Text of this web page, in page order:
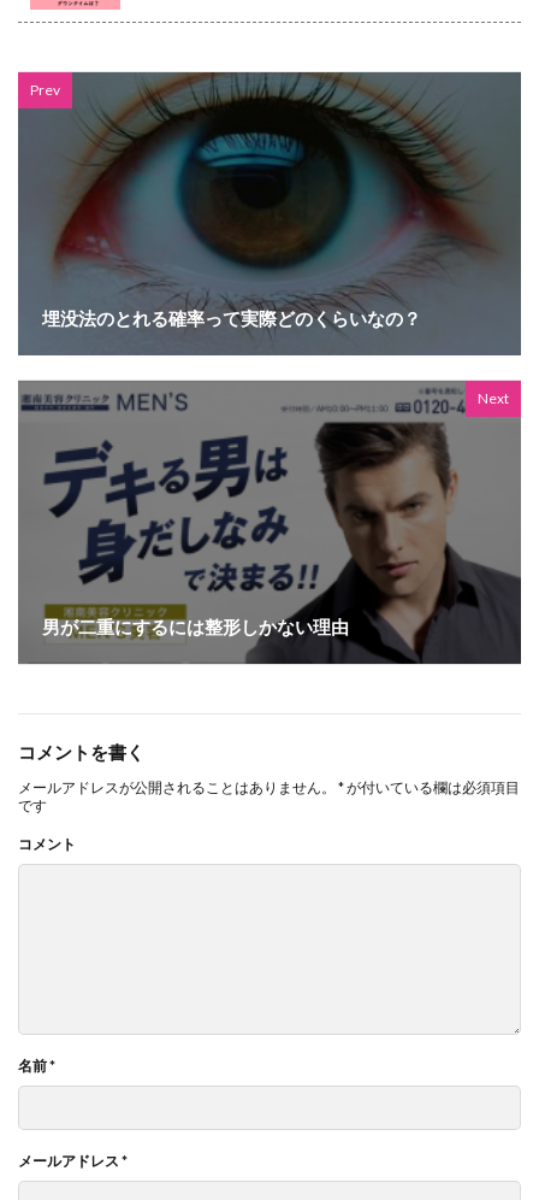
Prev
埋没法のとれる確率って実際どのくらいなの？
Next
男が二重にするには整形しかない理由
コメントを書く
メールアドレスが公開されることはありません。 *が付いている欄は必須項目
です
コメント
名前*
メールアドレス *